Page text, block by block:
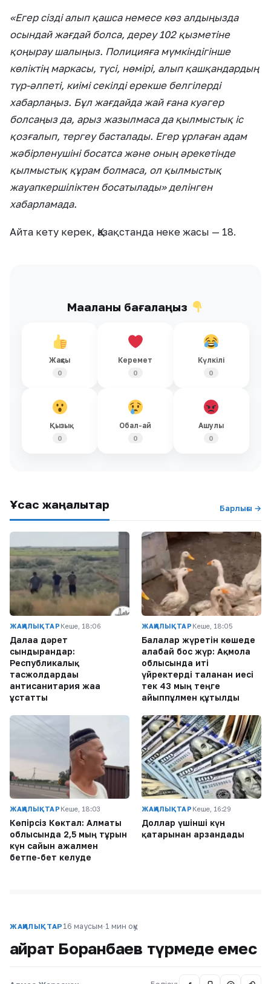
«Егер сізді алып қашса немесе көз алдыңызда
осындай жағдай болса, дереу 102 қызметіне
қоңырау шалыңыз. Полицияға мүмкіндігінше
көліктің маркасы, түсі, нөмірі, алып қашқандардың
түр-әлпеті, киімі секілді ерекше белгілерді
хабарлаңыз. Бұл жағдайда жай ғана куәгер
болсаңыз да, арыз жазылмаса да қылмыстық іс
қозғалып, тергеу басталады. Егер ұрлаған адам
жәбірленушіні босатса және оның әрекетінде
қылмыстық құрам болмаса, ол қылмыстық
жауапкершіліктен босатылады» делінген
хабарламада.
Айта кету керек, Қазақстанда неке жасы — 18.
Мақаланы бағалаңыз
Жақсы
0
Керемет
0
Күлкілі
0
Қызық
0
Обал-ай
0
Ашулы
0
Ұқсас жаңалықтар Барлығы →
ЖАҢАЛЫҚТАР Кеше, 18:06
Далаға дәрет
сындырғандар:
Республикалық
тасжолдардағы
антисанитария жаға
ұстатты
ЖАҢАЛЫҚТАР Кеше, 18:05
Балалар жүретін көшеде
алабай бос жүр: Ақмола
облысында иті
үйректерді таланған иесі
тек 43 мың теңге
айыппұлмен құтылды
ЖАҢАЛЫҚТАР Кеше, 18:03
Көпірсіз Көктaл: Алматы
облысында 2,5 мың тұрғын
күн сайын ажалмен
бетпе-бет келуде
ЖАҢАЛЫҚТАР Кеше, 16:29
Доллар үшінші күн
қатарынан арзандады
ЖАҢАЛЫҚТАР 16 маусым·1 мин оқу
Қайрат Боранбаев түрмеде емес